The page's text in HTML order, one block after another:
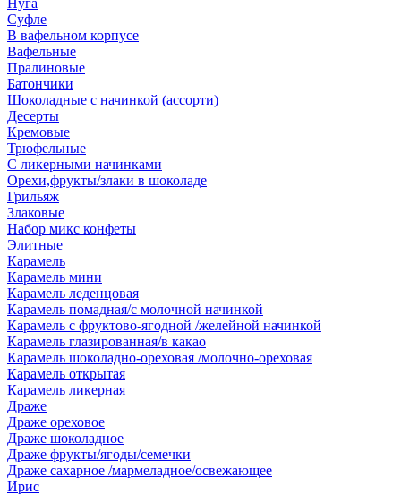
Нуга
Суфле
В вафельном корпусе
Вафельные
Пралиновые
Батончики
Шоколадные с начинкой (ассорти)
Десерты
Кремовые
Трюфельные
С ликерными начинками
Орехи,фрукты/злаки в шоколаде
Грильяж
Злаковые
Набор микс конфеты
Элитные
Карамель
Карамель мини
Карамель леденцовая
Карамель помадная/с молочной начинкой
Карамель с фруктово-ягодной /желейной начинкой
Карамель глазированная/в какао
Карамель шоколадно-ореховая /молочно-ореховая
Карамель открытая
Карамель ликерная
Драже
Драже ореховое
Драже шоколадное
Драже фрукты/ягоды/семечки
Драже сахарное /мармеладное/освежающее
Ирис